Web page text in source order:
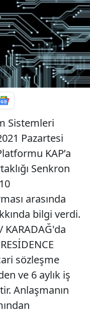
Sistemleri
Pazartesi
KAP’a
Senkron
arasında
bilgi verdi.
KARADAĞ'da
sözleşme
ve 6 aylık iş
Anlaşmanın